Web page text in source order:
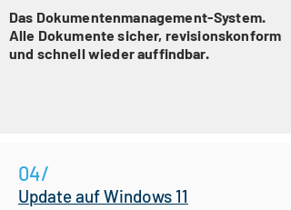
Das Dokumentenmanagement-System.
Alle Dokumente sicher, revisionskonform
und schnell wieder auffindbar.
04/
Update auf Windows 11